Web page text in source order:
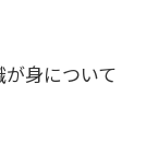
身について